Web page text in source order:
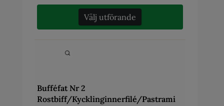
Välj utförande
Bufféfat Nr 2
Rostbiff/Kycklinginnerfilé/Pastrami